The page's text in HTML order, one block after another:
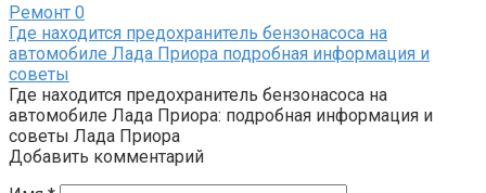
Ремонт 0
Где находится предохранитель бензонасоса на
автомобиле Лада Приора подробная информация и
советы
Где находится предохранитель бензонасоса на
автомобиле Лада Приора: подробная информация и
советы Лада Приора
Добавить комментарий